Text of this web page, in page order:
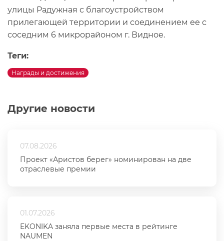
Другие новости
07.08.2026
Проект «Аристов берег» номинирован на две
отраслевые премии
01.07.2026
EKONIKA заняла первые места в рейтинге
NAUMEN
улицы Радужная с благоустройством
прилегающей территории и соединением ее с
соседним 6 микрорайоном г. Видное.
Теги:
Награды и достижения